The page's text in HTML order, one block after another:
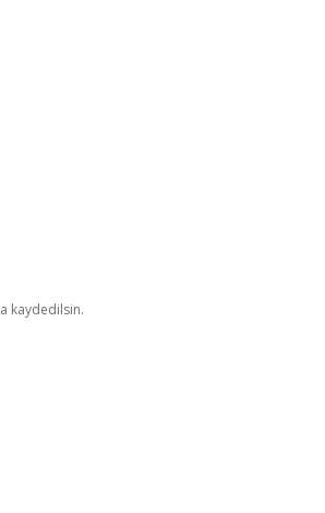
kaydedilsin.